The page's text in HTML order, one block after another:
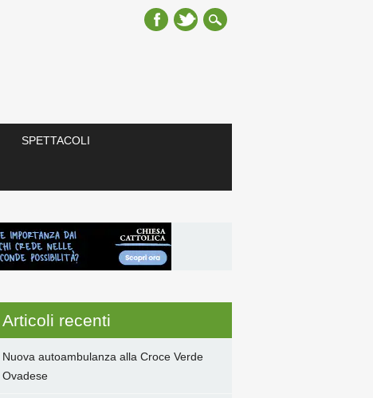
SPETTACOLI
Articoli recenti
Nuova autoambulanza alla Croce Verde
Ovadese